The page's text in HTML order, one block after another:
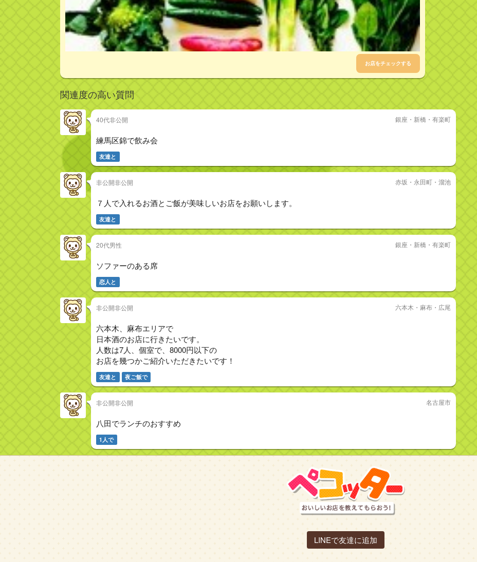
お店をチェックする
関連度の高い質問
40代非公開 銀座・新橋・有楽町
練馬区錦で飲み会
友達と
非公開非公開 赤坂・永田町・溜池
７人で入れるお酒とご飯が美味しいお店をお願いします。
友達と
20代男性 銀座・新橋・有楽町
ソファーのある席
恋人と
非公開非公開 六本木・麻布・広尾
六本木、麻布エリアで
日本酒のお店に行きたいです。
人数は7人、個室で、8000円以下の
お店を幾つかご紹介いただきたいです！
友達と 夜ご飯で
非公開非公開 名古屋市
八田でランチのおすすめ
1人で
LINEで友達に追加